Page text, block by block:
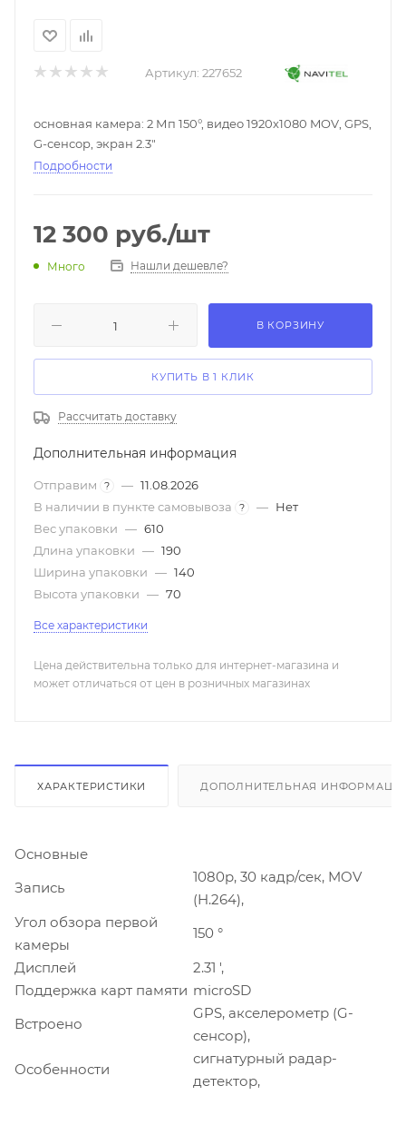
Артикул: 227652
основная камера: 2 Мп 150°, видео 1920x1080 MOV, GPS,
G-сенсор, экран 2.3"
Подробности
12 300 руб./шт
Много Нашли дешевле?
В КОРЗИНУ
КУПИТЬ В 1 КЛИК
Рассчитать доставку
Дополнительная информация
Отправим ? — 11.08.2026
В наличии в пункте самовывоза
? — Нет
Вес упаковки — 610
Длина упаковки — 190
Ширина упаковки — 140
Высота упаковки — 70
Все характеристики
Цена действительна только для интернет-магазина и
может отличаться от цен в розничных магазинах
ХАРАКТЕРИСТИКИ ДОПОЛНИТЕЛЬНАЯ
Основные
Запись
1080p, 30 кадр/сек, MOV
(H.264),
Угол обзора первой
камеры
150 °
Дисплей
2.31 ',
Поддержка карт памяти microSD
Встроено
GPS, акселерометр (G-
сенсор),
Особенности
сигнатурный радар-
детектор,